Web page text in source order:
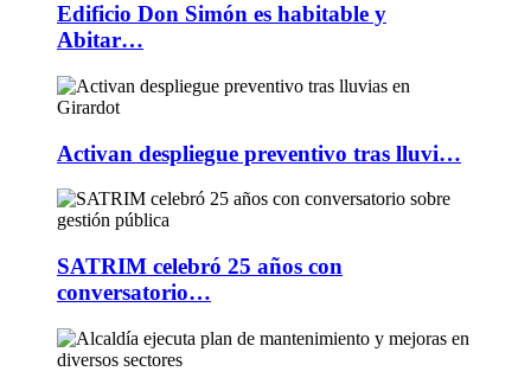
Edificio Don Simón es habitable y
Abitar…
Activan despliegue preventivo tras lluvi…
SATRIM celebró 25 años con
conversatorio…